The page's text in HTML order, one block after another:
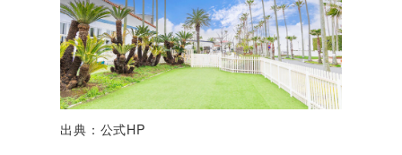
出典：公式HP